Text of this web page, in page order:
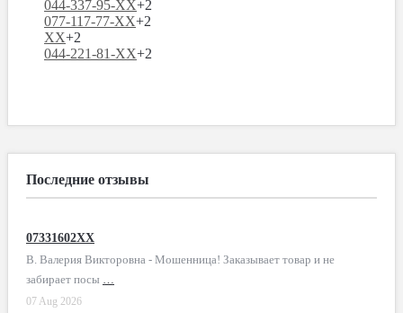
044-337-95-XX+2
077-117-77-XX+2
XX+2
044-221-81-XX+2
Последние отзывы
07331602XX
В. Валерия Викторовна - Мошенница! Заказывает товар и не
забирает посы …
07 Aug 2026